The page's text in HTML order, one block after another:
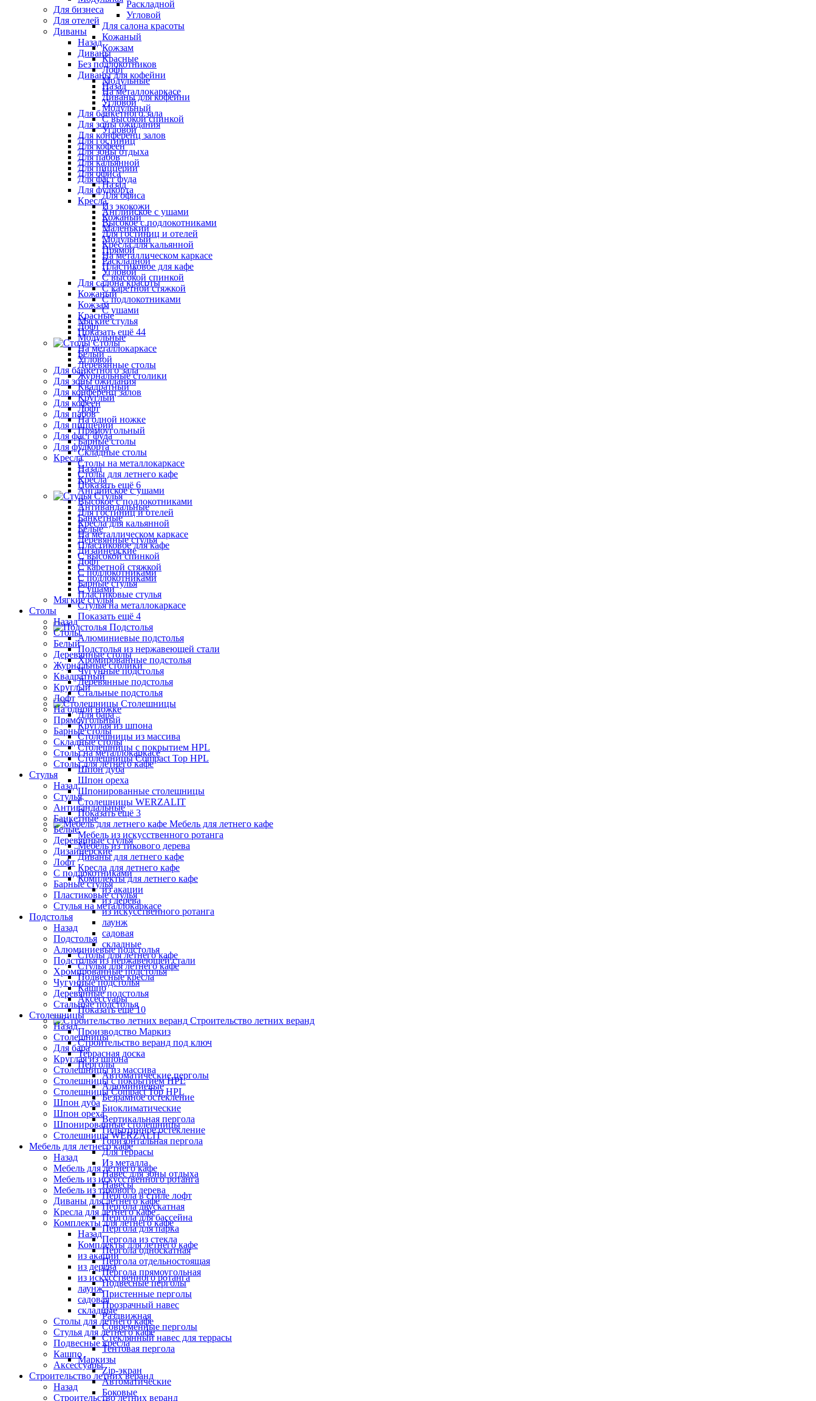
Раскладной
Угловой
Для салона красоты
Кожаный
Кожзам
Красные
Лофт
Модульные
На металлокаркасе
Угловой
Для банкетного зала
Для зоны ожидания
Для конференц залов
Для кофеен
Для пабов
Для пиццерии
Для фаст фуда
Для фудкорта
Кресла
Английское с ушами
Высокое с подлокотниками
Для гостиниц и отелей
Кресла для кальянной
На металлическом каркасе
Пластиковое для кафе
С высокой спинкой
С каретной стяжкой
С подлокотниками
С ушами
Мягкие стулья
Показать ещё 44
Столы
Белый
Деревянные столы
Журнальные столики
Квадратный
Круглый
Лофт
На одной ножке
Прямоугольный
Барные столы
Складные столы
Столы на металлокаркасе
Столы для летнего кафе
Показать ещё 6
Стулья
Антивандальные
Банкетные
Белые
Деревянные стулья
Дизайнерские
Лофт
С подлокотниками
Барные стулья
Пластиковые стулья
Стулья на металлокаркасе
Показать ещё 4
Подстолья
Алюминиевые подстолья
Подстолья из нержавеющей стали
Хромированные подстолья
Чугунные подстолья
Деревянные подстолья
Стальные подстолья
Столешницы
Для бара
Круглая из шпона
Столешницы из массива
Столешницы с покрытием HPL
Столешницы Сompact Top HPL
Шпон дуба
Шпон ореха
Шпонированные столешницы
Столешницы WERZALIT
Показать ещё 3
Мебель для летнего кафе
Мебель из искусственного ротанга
Мебель из тикового дерева
Диваны для летнего кафе
Кресла для летнего кафе
Комплекты для летнего кафе
из акации
из дерева
из искусственного ротанга
лаунж
садовая
складные
Столы для летнего кафе
Стулья для летнего кафе
Подвесные кресла
Кашпо
Аксессуары
Показать ещё 10
Строительство летних веранд
Производство Маркиз
Строительство веранд под ключ
Террасная доска
Перголы
Автоматические перголы
Алюминиевые
Безрамное остекление
Биоклиматические
Вертикальная пергола
Гильотинное остекление
Горизонтальная пергола
Для террасы
Из металла
Навес для зоны отдыха
Навесы
Пергола в стиле лофт
Пергола двускатная
Пергола для бассейна
Пергола для парка
Пергола из стекла
Пергола односкатная
Пергола отдельностоящая
Пергола прямоугольная
Подвесные перголы
Пристенные перголы
Прозрачный навес
Раздвижная
Современные перголы
Стеклянный навес для террасы
Тентовая пергола
Маркизы
Zip-экран
Автоматические
Боковые
Для бизнеса
Для отелей
Диваны
Назад
Диваны
Без подлокотников
Диваны для кофейни
Назад
Диваны для кофейни
Модульный
С высокой спинкой
Угловой
Для гостиниц
Для зоны отдыха
Для кальянной
Для офиса
Назад
Для офиса
Из экокожи
Кожаный
Маленький
Модульный
Прямой
Раскладной
Угловой
Для салона красоты
Кожаный
Кожзам
Красные
Лофт
Модульные
На металлокаркасе
Угловой
Для банкетного зала
Для зоны ожидания
Для конференц залов
Для кофеен
Для пабов
Для пиццерии
Для фаст фуда
Для фудкорта
Кресла
Назад
Кресла
Английское с ушами
Высокое с подлокотниками
Для гостиниц и отелей
Кресла для кальянной
На металлическом каркасе
Пластиковое для кафе
С высокой спинкой
С каретной стяжкой
С подлокотниками
С ушами
Мягкие стулья
Столы
Назад
Столы
Белый
Деревянные столы
Журнальные столики
Квадратный
Круглый
Лофт
На одной ножке
Прямоугольный
Барные столы
Складные столы
Столы на металлокаркасе
Столы для летнего кафе
Стулья
Назад
Стулья
Антивандальные
Банкетные
Белые
Деревянные стулья
Дизайнерские
Лофт
С подлокотниками
Барные стулья
Пластиковые стулья
Стулья на металлокаркасе
Подстолья
Назад
Подстолья
Алюминиевые подстолья
Подстолья из нержавеющей стали
Хромированные подстолья
Чугунные подстолья
Деревянные подстолья
Стальные подстолья
Столешницы
Назад
Столешницы
Для бара
Круглая из шпона
Столешницы из массива
Столешницы с покрытием HPL
Столешницы Сompact Top HPL
Шпон дуба
Шпон ореха
Шпонированные столешницы
Столешницы WERZALIT
Мебель для летнего кафе
Назад
Мебель для летнего кафе
Мебель из искусственного ротанга
Мебель из тикового дерева
Диваны для летнего кафе
Кресла для летнего кафе
Комплекты для летнего кафе
Назад
Комплекты для летнего кафе
из акации
из дерева
из искусственного ротанга
лаунж
садовая
складные
Столы для летнего кафе
Стулья для летнего кафе
Подвесные кресла
Кашпо
Аксессуары
Строительство летних веранд
Назад
Строительство летних веранд